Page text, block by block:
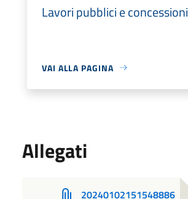
Lavori pubblici e concessioni
VAI ALLA PAGINA
Allegati
20240102151548886